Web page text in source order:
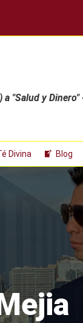
a "Salud y
Divina Blog